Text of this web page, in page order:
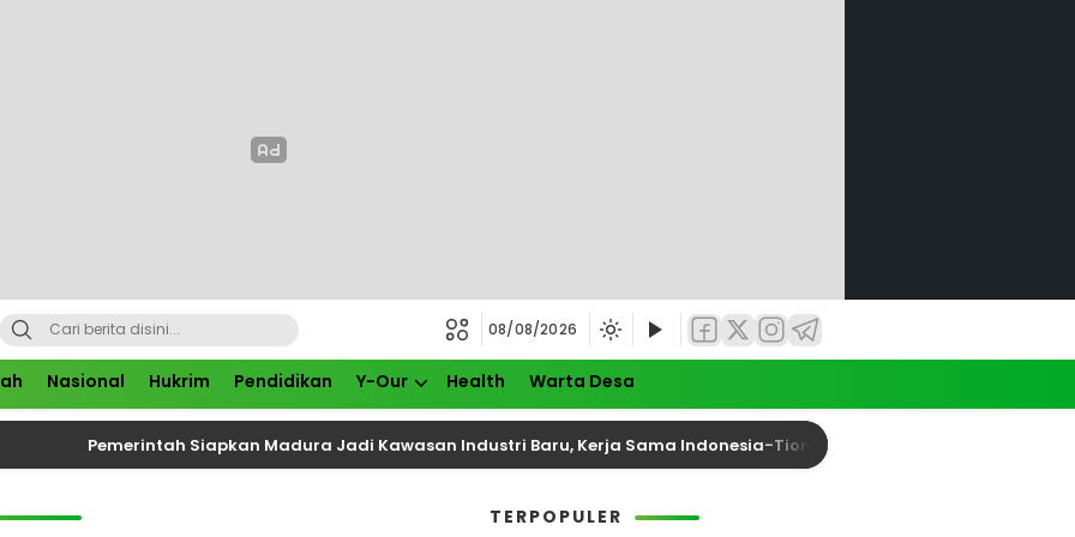
08/08/2026
Nasional Hukrim Pendidikan Y-Our Health Warta Desa
Pemerintah Siapkan Madura Jadi Kawasan Industri Baru, Kerja Sama Indonesia-Tiongkok Diperkuat
TERPOPULER